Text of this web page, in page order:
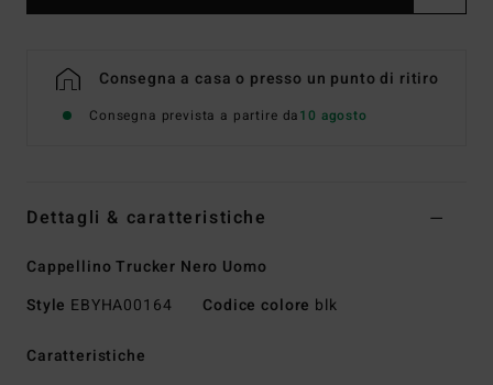
Consegna a casa o presso un punto di ritiro
Consegna prevista a partire da10 agosto
Dettagli & caratteristiche
Cappellino Trucker Nero Uomo
Style EBYHA00164 Codice colore blk
Caratteristiche